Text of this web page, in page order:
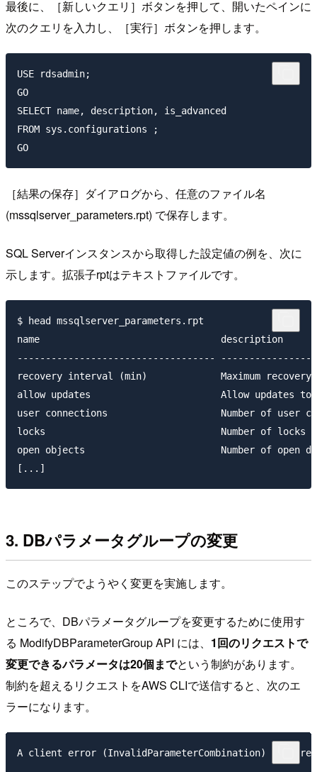
最後に、［新しいクエリ］ボタンを押して、開いたペインに
次のクエリを入力し、［実行］ボタンを押します。
USE rdsadmin;
GO
SELECT name, description, is_advanced
FROM sys.configurations ;
［結果の保存］ダイアログから、任意のファイル名
(mssqlserver_parameters.rpt) で保存します。
SQL Serverインスタンスから取得した設定値の例を、次に
示します。拡張子rptはテキストファイルです。
$ head mssqlserver_parameters.rpt
name
-----------------------------------
recovery interval (min)
allow updates                       Allow
user connections
locks                               Number
open objects
3. DBパラメータグループの変更
このステップでようやく変更を実施します。
ところで、DBパラメータグループを変更するために使用す
る ModifyDBParameterGroup API には、 1回のリクエストで
変更できるパラメータは20個までという制約があります。
制約を超えるリクエストをAWS CLIで送信すると、次のエ
ラーになります。